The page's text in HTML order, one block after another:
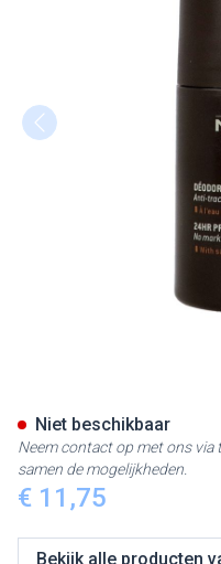
€ 11,75
Niet beschikbaar
Neem contact op met ons via
samen de mogelijkheden.
Bekijk alle producten